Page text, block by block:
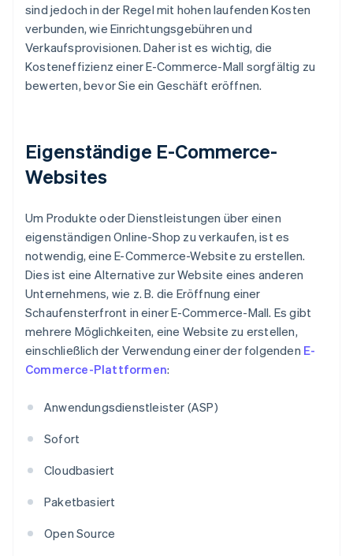
sind jedoch in der Regel mit hohen laufenden Kosten
verbunden, wie Einrichtungsgebühren und
Verkaufsprovisionen. Daher ist es wichtig, die
Kosteneffizienz einer E-Commerce-Mall sorgfältig zu
bewerten, bevor Sie ein Geschäft eröffnen.
Eigenständige E-Commerce-
Websites
Um Produkte oder Dienstleistungen über einen
eigenständigen Online-Shop zu verkaufen, ist es
notwendig, eine E-Commerce-Website zu erstellen.
Dies ist eine Alternative zur Website eines anderen
Unternehmens, wie z. B. die Eröffnung einer
Schaufensterfront in einer E-Commerce-Mall. Es gibt
mehrere Möglichkeiten, eine Website zu erstellen,
einschließlich der Verwendung einer der folgenden E-
Commerce-Plattformen:
Anwendungsdienstleister (ASP)
Sofort
Cloudbasiert
Paketbasiert
Open Source